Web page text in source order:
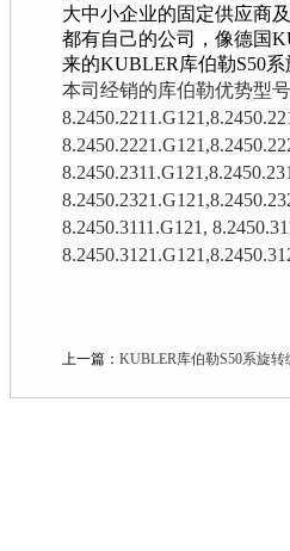
大中小企业的固定供应商及
都有自己的公司，像德国
来的KUBLER库伯勒S50系
本司经销的库伯勒优势型号
8.2450.3111.G121,
上一篇： KUBLER库伯勒S50系旋